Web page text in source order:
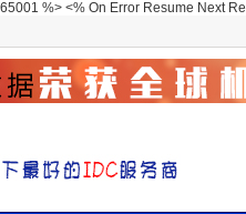
%> <% On Error Resume Next